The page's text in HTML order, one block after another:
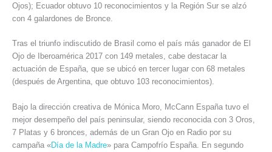
Ojos); Ecuador obtuvo 10 reconocimientos y la Región Sur se alzó
con 4 galardones de Bronce.
Tras el triunfo indiscutido de Brasil como el país más ganador de El
Ojo de Iberoamérica 2017 con 149 metales, cabe destacar la
actuación de España, que se ubicó en tercer lugar con 68 metales
(después de Argentina, que obtuvo 103 reconocimientos).
Bajo la dirección creativa de Mónica Moro, McCann España tuvo el
mejor desempeño del país peninsular, siendo reconocida con 3 Oros,
7 Platas y 6 bronces, además de un Gran Ojo en Radio por su
campaña «Día de la Madre» para Campofrío España. En segundo